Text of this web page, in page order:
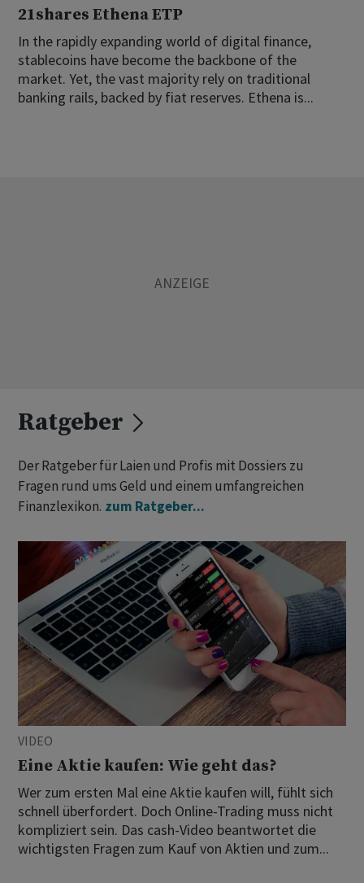
21shares Ethena ETP
In the rapidly expanding world of digital finance,
stablecoins have become the backbone of the
market. Yet, the vast majority rely on traditional
banking rails, backed by fiat reserves. Ethena is...
Ratgeber
Der Ratgeber für Laien und Profis mit Dossiers zu
Fragen rund ums Geld und einem umfangreichen
Finanzlexikon. zum Ratgeber...
VIDEO
Eine Aktie kaufen: Wie geht das?
Wer zum ersten Mal eine Aktie kaufen will, fühlt sich
schnell überfordert. Doch Online-Trading muss nicht
kompliziert sein. Das cash-Video beantwortet die
wichtigsten Fragen zum Kauf von Aktien und zum...